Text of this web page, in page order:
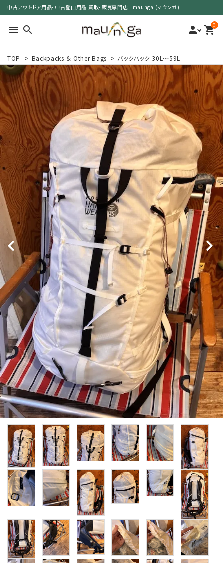
中古アウトドア用品・中古登山用品 買取・販売専門店 : maunga (マウンガ)
menu search person 0
shopping_cart
search
カテゴリーで選ぶ
サイズで選ぶ
特集で選ぶ
価格で選ぶ
買取案内
レンタル・修理
店舗情報
POLICY
INFORMATION
ACCOUNT MENU
ようこそ ゲスト 様
meeting_room ログイン person 新規会員登録
TOP > Backpacks ＆ Other Bags > バックパック 30L～59L